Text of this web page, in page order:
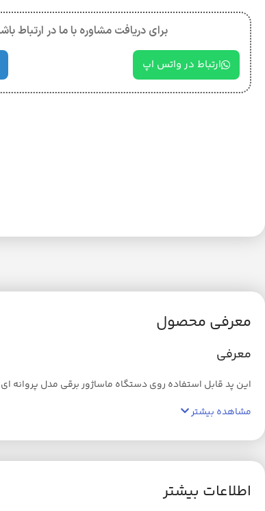
برای دریافت مشاوره با ما در ارتباط
ارتباط در واتس اپ
معرفی محصول
معرفی
این پد قابل استفاده روی دستگاه ماساژور برقی مدل
مشاهده بیشتر
اطلاعات بیشتر